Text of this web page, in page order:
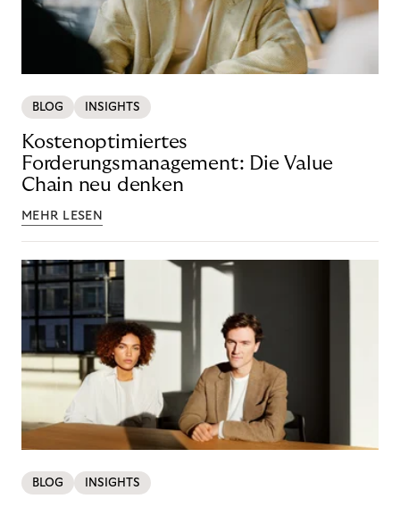
BLOG INSIGHTS
Kostenoptimiertes
Forderungsmanagement: Die Value
Chain neu denken
MEHR LESEN
BLOG INSIGHTS